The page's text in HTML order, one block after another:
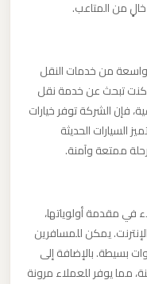
من المتاعب.
من خدمات النقل
كنت تبحث عن خدمة نقل
فإن الشركة توفر خيارات
السيارات الحديثة
ممتعة وآمنة.
في مقدمة أولوياتها،
يمكن للمسافرين
بسيطة. بالإضافة إلى
مما يوفر للعملاء مرونة